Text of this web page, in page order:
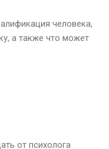
человека,
а также что может
от психолога